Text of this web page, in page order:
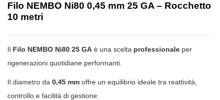
Filo NEMBO Ni80 0,45 mm 25 GA – Rocchetto
10 metri
Il Filo NEMBO Ni80 25 GA è una scelta professionale per
rigenerazioni quotidiane performanti.
Il diametro da 0,45 mm offre un equilibrio ideale tra reattività,
controllo e facilità di gestione.